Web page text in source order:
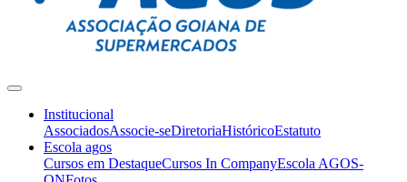
Institucional
AssociadosAssocie-seDiretoriaHistóricoEstatuto
Escola agos
Cursos em DestaqueCursos In CompanyEscola AGOS-